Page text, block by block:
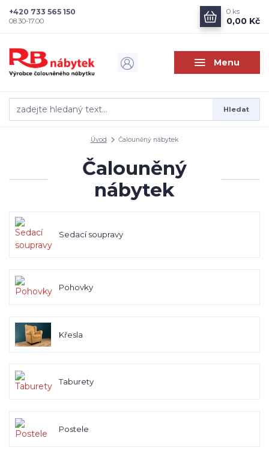
Menu
Hledat
+420 733 565 150
08.30-17.00
0 ks
0,00 Kč
Úvod Čalouněný nábytek
Čalouněný
nábytek
Sedací soupravy
Pohovky
Křesla
Taburety
Postele